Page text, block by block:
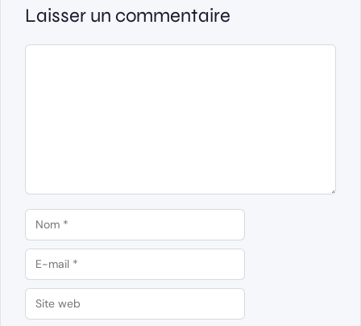
Laisser un commentaire
Nom
E-
mail
Site
web